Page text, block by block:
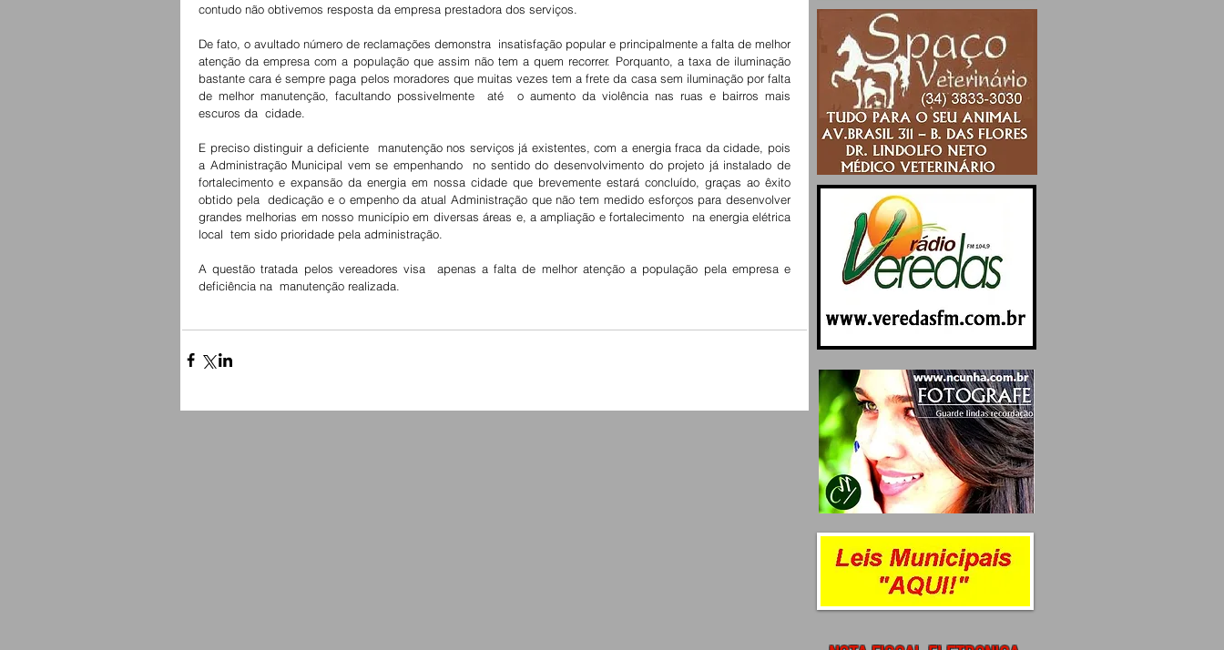
contudo não obtivemos resposta da empresa prestadora dos serviços.
De fato, o avultado número de reclamações demonstra  insatisfação popular e principalmente a falta de melhor
atenção da empresa com a população que assim não tem a quem recorrer. Porquanto, a taxa de iluminação
bastante cara é sempre paga pelos moradores que muitas vezes tem a frete da casa sem iluminação por falta
de melhor manutenção, facultando possivelmente  até  o aumento da violência nas ruas e bairros mais
escuros da  cidade.
E preciso distinguir a deficiente  manutenção nos serviços já existentes, com a energia fraca da cidade, pois
a Administração Municipal vem se empenhando  no sentido do desenvolvimento do projeto já instalado de
fortalecimento e expansão da energia em nossa cidade que brevemente estará concluído, graças ao êxito
obtido pela  dedicação e o empenho da atual Administração que não tem medido esforços para desenvolver
grandes melhorias em nosso município em diversas áreas e, a ampliação e fortalecimento  na energia elétrica
local  tem sido prioridade pela administração.
A questão tratada pelos vereadores visa  apenas a falta de melhor atenção a população pela empresa e
deficiência na  manutenção realizada.